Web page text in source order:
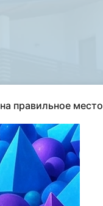
правильное место